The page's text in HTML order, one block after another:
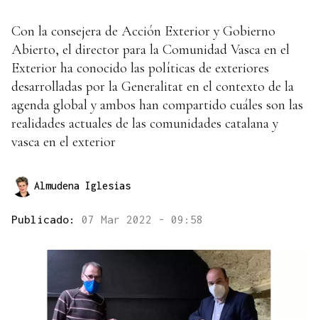
Con la consejera de Acción Exterior y Gobierno
Abierto, el director para la Comunidad Vasca en el
Exterior ha conocido las políticas de exteriores
desarrolladas por la Generalitat en el contexto de la
agenda global y ambos han compartido cuáles son las
realidades actuales de las comunidades catalana y
vasca en el exterior
Almudena Iglesias
Publicado: 07 Mar 2022 - 09:58